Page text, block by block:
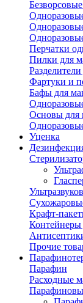
Перчатки
Пилки для
Фартуки и
Бафы для
Основы для
Уценка
Крафт-
Контейнеры
Прочие
Парафин
Расходные